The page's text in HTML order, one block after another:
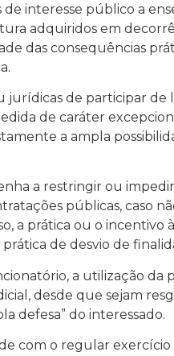
interesse público a
adquiridos em
das consequências
jurídicas de participar de
de caráter
a ampla
a restringir ou
públicas, caso
a prática ou o incentivo
de desvio de
a utilização da
desde que sejam
defesa” do interessado.
com o regular exercício